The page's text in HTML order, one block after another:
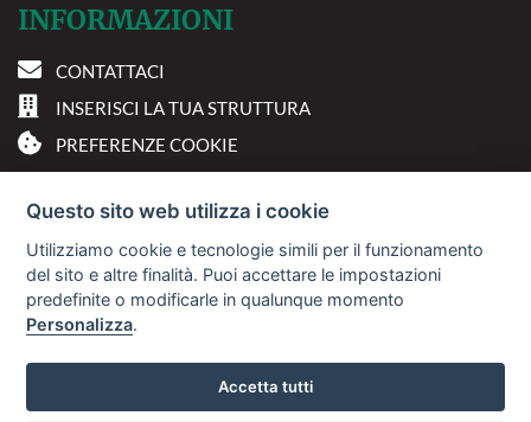
INFORMAZIONI
CONTATTACI
INSERISCI LA TUA STRUTTURA
PREFERENZE COOKIE
DOVE SIAMO
Via A. Costa, 2 - 63822
Porto San Giorgio (FM)
Sviluppo Turismo Italia S.r.L. unipersonale
P.IVA: 01665350433 | R.E.A. FM-195884
Questo sito web utilizza i cookie
Utilizziamo cookie e tecnologie simili per il funzionamento
del sito e altre finalità. Puoi accettare le impostazioni
predefinite o modificarle in qualunque momento
Personalizza.
Accetta tutti